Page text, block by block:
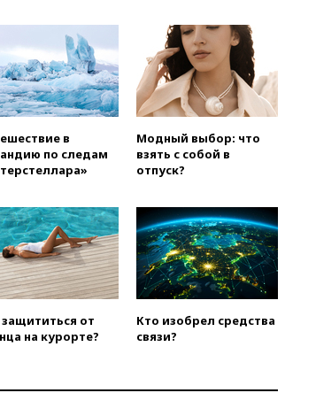
при нападении в Чехии
вчера, 22:00Путин поручил
выделить средства на новые
РЛС для Белгородской
области
вчера, 21:56The Atlantic: Маск
отказал Украине в
использовании Starlink для
вчера, 21:35После пожара на
складе в Брянске возбудили
уголовное дело
вчера, 21:26Лидеры сборной
РФ по гимнастике получили
Хорватии
в
по следам
Модный выбор: что
взять с собой в
отпуск?
защититься от
на курорте?
Кто изобрел средства
связи?